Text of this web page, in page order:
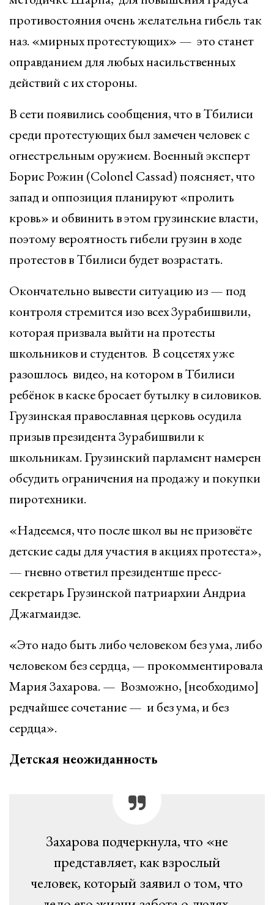
противостояния очень желательна гибель так
наз. «мирных протестующих» — это станет
оправданием для любых насильственных
действий с их стороны.
В сети появились сообщения, что в Тбилиси
среди протестующих был замечен человек с
огнестрельным оружием. Военный эксперт
Борис Рожин (Colonel Cassad) поясняет, что
запад и оппозиция планируют «пролить
кровь» и обвинить в этом грузинские власти,
поэтому вероятность гибели грузин в ходе
протестов в Тбилиси будет возрастать.
Окончательно вывести ситуацию из — под
контроля стремится изо всех Зурабишвили,
которая призвала выйти на протесты
школьников и студентов. В соцсетях уже
разошлось видео, на котором в Тбилиси
ребёнок в каске бросает бутылку в силовиков.
Грузинская православная церковь осудила
призыв президента Зурабишвили к
школьникам. Грузинский парламент намерен
обсудить ограничения на продажу и покупки
пиротехники.
«Надеемся, что после школ вы не призовёте
детские сады для участия в акциях протеста»,
— гневно ответил президентше пресс-
секретарь Грузинской патриархии Андриа
Джагмаидзе.
«Это надо быть либо человеком без ума, либо
человеком без сердца, — прокомментировала
Мария Захарова. — Возможно, [необходимо]
редчайшее сочетание — и без ума, и без
сердца».
Детская неожиданность
Захарова подчеркнула, что «не
представляет, как взрослый
человек, который заявил о том, что